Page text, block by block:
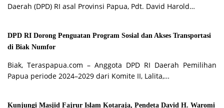
Daerah (DPD) RI asal Provinsi Papua, Pdt. David Harold…
DPD RI Dorong Penguatan Program Sosial dan Akses Transportasi
di Biak Numfor
Biak, Teraspapua.com – Anggota DPD RI Daerah Pemilihan
Papua periode 2024–2029 dari Komite II, Lalita,…
Kunjungi Masjid Fajrur Islam Kotaraja, Pendeta David H. Waromi